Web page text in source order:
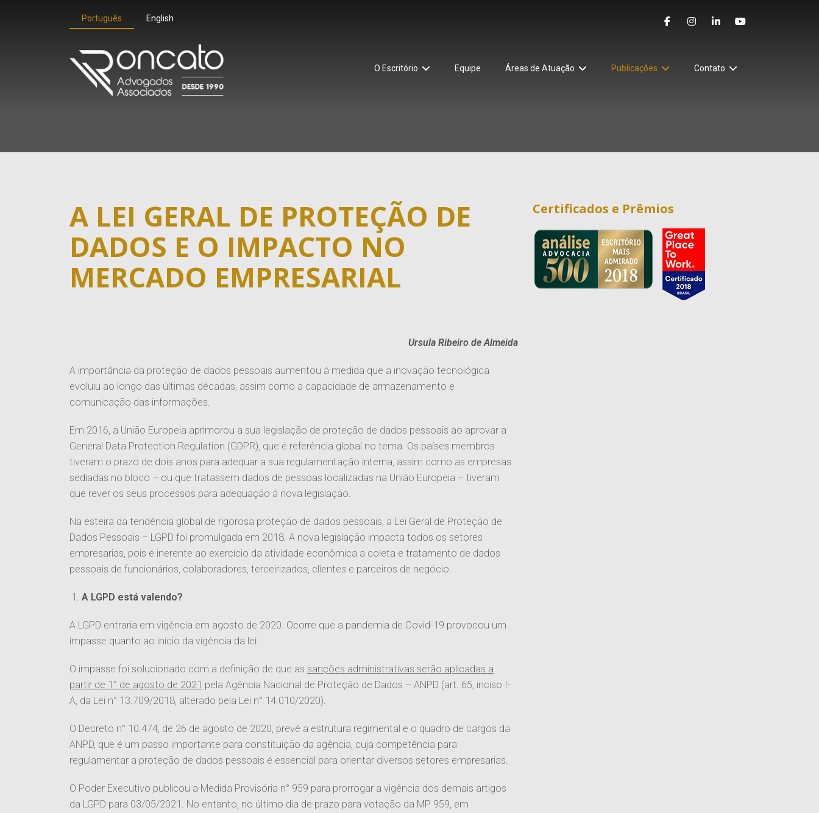
Português English
O Escritório Equipe Áreas de Atuação Publicações Contato
A LEI GERAL DE PROTEÇÃO DE
DADOS E O IMPACTO NO
MERCADO EMPRESARIAL
Ursula Ribeiro de Almeida
A importância da proteção de dados pessoais aumentou à medida que a inovação tecnológica
evoluiu ao longo das últimas décadas, assim como a capacidade de armazenamento e
comunicação das informações.
Em 2016, a União Europeia aprimorou a sua legislação de proteção de dados pessoais ao aprovar a
General Data Protection Regulation (GDPR), que é referência global no tema. Os países membros
tiveram o prazo de dois anos para adequar a sua regulamentação interna, assim como as empresas
sediadas no bloco – ou que tratassem dados de pessoas localizadas na União Europeia – tiveram
que rever os seus processos para adequação à nova legislação.
Na esteira da tendência global de rigorosa proteção de dados pessoais, a Lei Geral de Proteção de
Dados Pessoais – LGPD foi promulgada em 2018. A nova legislação impacta todos os setores
empresarias, pois é inerente ao exercício da atividade econômica a coleta e tratamento de dados
pessoais de funcionários, colaboradores, terceirizados, clientes e parceiros de negócio.
A LGPD está valendo?
A LGPD entraria em vigência em agosto de 2020. Ocorre que a pandemia de Covid-19 provocou um
impasse quanto ao início da vigência da lei.
O impasse foi solucionado com a definição de que as sanções administrativas serão aplicadas a
partir de 1° de agosto de 2021 pela Agência Nacional de Proteção de Dados – ANPD (art. 65, inciso I-
A, da Lei n° 13.709/2018, alterado pela Lei n° 14.010/2020).
O Decreto n° 10.474, de 26 de agosto de 2020, prevê a estrutura regimental e o quadro de cargos da
ANPD, que é um passo importante para constituição da agência, cuja competência para
regulamentar a proteção de dados pessoais é essencial para orientar diversos setores empresarias.
O Poder Executivo publicou a Medida Provisória n° 959 para prorrogar a vigência dos demais artigos
da LGPD para 03/05/2021. No entanto, no último dia de prazo para votação da MP 959, em
Certificados e Prêmios